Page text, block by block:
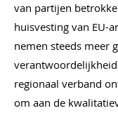
van partijen
huisvesting van EU-
nemen steeds meer
regionaal verband
om aan de